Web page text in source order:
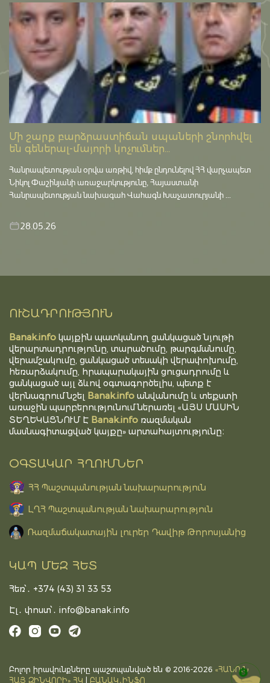
Մի շարք բարձրաստիճան սպաների շնորհվել
են գեներալ-մայորի կոչումներ...
Հանրապետության օրվա առթիվ, հիմք ընդունելով ՀՀ վարչապետ
Նիկոլ Փաշինյանի առաջարկությունը, Հայաստանի
Հանրապետության նախագահ Վահագն Խաչատուրյանի ...
28.05.26
ՈՒՇԱԴՐՈՒԹՅՈՒՆ
Banak.info կայքին պատկանող ցանկացած նյութի
վերարտադրությունը, տարածումը, թարգմանումը,
վերամշակումը, ցանկացած տեսակի վերափոխումը,
հեռարձակումը, հրապարակային ցուցադրումը և
ցանկացած այլ ձևով օգտագործելիս, պետք է
վերնագրում նշել Banak.info անվանումը և տեքստի
առաջին պարբերությունում ներառել «ԱՅՍ ՄԱՍԻՆ
ՏԵՂԵԿԱՑՆՈՒՄ Է Banak.info ռազմական
մասնագիտացված կայքը» արտահայտությունը։
ՕԳՏԱԿԱՐ ՀՂՈՒՄՆԵՐ
ՀՀ Պաշտպանության նախարարություն
ԼՂՀ Պաշտպանության նախարարություն
Ռազմաճակատային լուրեր Դավիթ Թորոսյանից
ԿԱՊ ՄԵԶ ՀԵՏ
Հեռ՝․ +374 (43) 31 33 53
Էլ․ փոստ՝․ info@banak.info
Բոլոր իրավունքները պաշտպանված են © 2016-2026 «ՀԱՆՈւՆ
ՀԱՅ ԶԻՆՎՈՐԻ» ՀԿ
ԲԱՆԱԿ․ԻՆՖՈ